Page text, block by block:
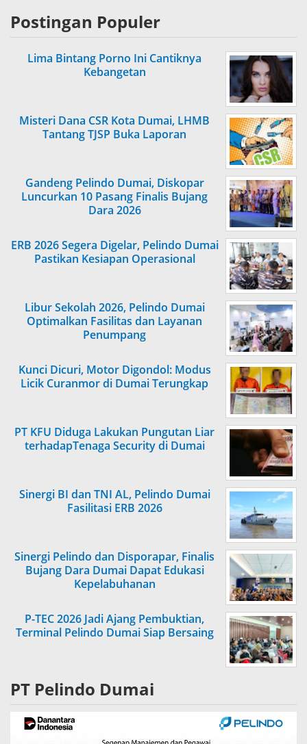
Postingan Populer
Lima Bintang Porno Ini Cantiknya
Kebangetan
Misteri Dana CSR Kota Dumai, LHMB
Tantang TJSP Buka Laporan
Gandeng Pelindo Dumai, Diskopar
Luncurkan 10 Pasang Finalis Bujang
Dara 2026
ERB 2026 Segera Digelar, Pelindo Dumai
Pastikan Kesiapan Operasional
Libur Sekolah 2026, Pelindo Dumai
Optimalkan Fasilitas dan Layanan
Penumpang
Kunci Dicuri, Motor Digondol: Modus
Licik Curanmor di Dumai Terungkap
PT KFU Diduga Lakukan Pungutan Liar
terhadapTenaga Security di Dumai
Sinergi BI dan TNI AL, Pelindo Dumai
Fasilitasi ERB 2026
Sinergi Pelindo dan Disporapar, Finalis
Bujang Dara Dumai Dapat Edukasi
Kepelabuhanan
P-TEC 2026 Jadi Ajang Pembuktian,
Terminal Pelindo Dumai Siap Bersaing
PT Pelindo Dumai